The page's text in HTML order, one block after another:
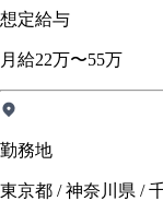
想定給与
月給22万〜55万
勤務地
東京都 / 神奈川県 /